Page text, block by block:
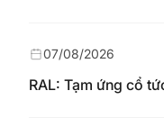
RAL: Tạm ứng cổ
07/08/2026